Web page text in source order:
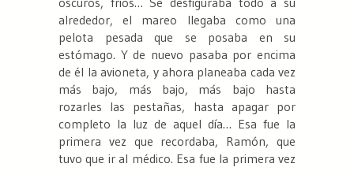
alrededor, el mareo llegaba como una
pelota pesada que se posaba en su
estómago. Y de nuevo pasaba por encima
de él la avioneta, y ahora planeaba cada vez
más bajo, más bajo, más bajo hasta
rozarles las pestañas, hasta apagar por
completo la luz de aquel día… Esa fue la
primera vez que recordaba, Ramón, que
tuvo que ir al médico. Esa fue la primera vez